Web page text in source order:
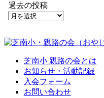
過去の投稿
芝南小 親路の会とは
お知らせ・活動記録
入会フォーム
お問い合わせ